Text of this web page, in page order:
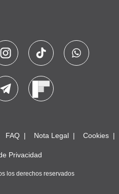
FAQ Nota Legal Cookies
Privacidad
los derechos reservados